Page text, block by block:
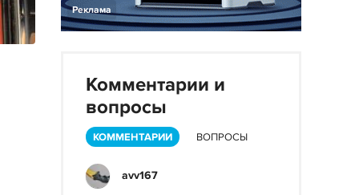
Реклама
Комментарии и
вопросы
КОММЕНТАРИИ ВОПРОСЫ
avv167